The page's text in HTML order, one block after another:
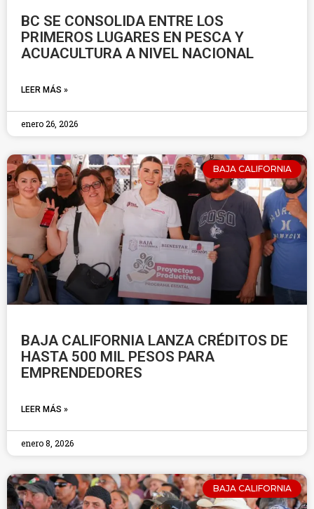
BC SE CONSOLIDA ENTRE LOS
PRIMEROS LUGARES EN PESCA Y
ACUACULTURA A NIVEL NACIONAL
LEER MÁS »
enero 26, 2026
BAJA CALIFORNIA
BAJA CALIFORNIA LANZA CRÉDITOS DE
HASTA 500 MIL PESOS PARA
EMPRENDEDORES
LEER MÁS »
enero 8, 2026
BAJA CALIFORNIA